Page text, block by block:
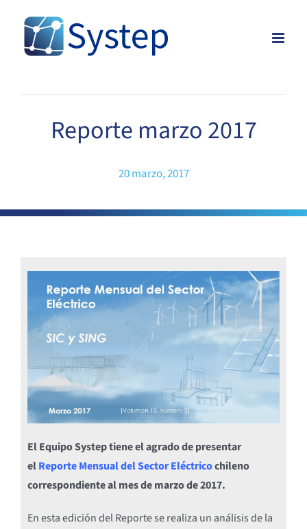
content
Reporte marzo 2017
20 marzo, 2017
El Equipo Systep tiene el agrado de presentar
elReporte Mensual del Sector Eléctricochileno
correspondiente al mes de marzo de 2017.
En esta edición del Reporte se realiza un análisis de la